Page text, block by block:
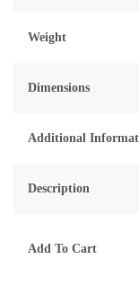
Weight
Dimensions
Additional
Description
Add To Cart